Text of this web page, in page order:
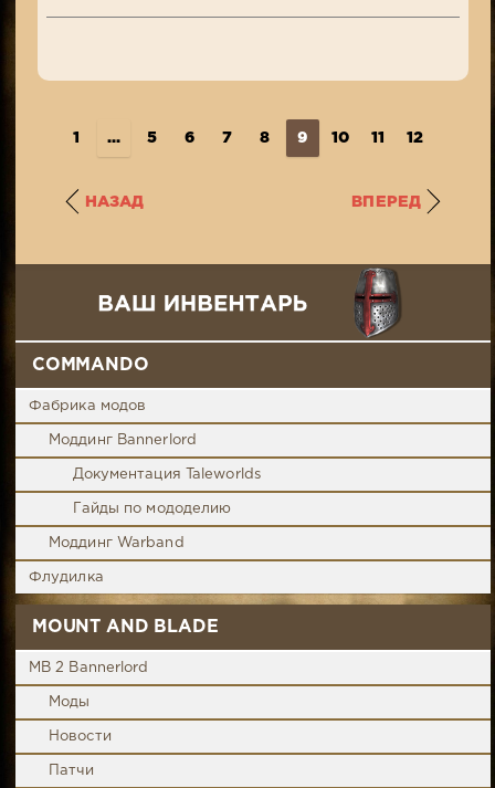
1 ... 5 6 7 8 9 10 11 12
НАЗАД ВПЕРЕД
COMMANDO
Фабрика модов
Моддинг Bannerlord
Документация Taleworlds
Гайды по мододелию
Моддинг Warband
Флудилка
MOUNT AND BLADE
MB 2 Bannerlord
Моды
Новости
Патчи